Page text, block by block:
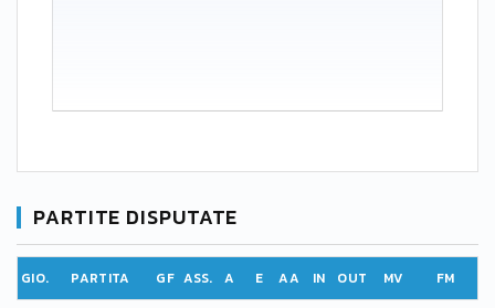
PARTITE DISPUTATE
GIO. PARTITA GF ASS. A E AA IN OUT MV FM